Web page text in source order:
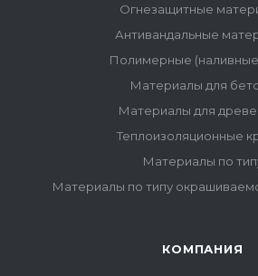
Огнезащитные
Антивандальные
Полимерные
Материалы для
Материалы для
Теплоизоляционные
Материалы по
Материалы по типу
КОМПАНИЯ